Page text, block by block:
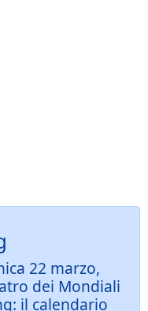
22 marzo,
dei Mondiali
il calendario